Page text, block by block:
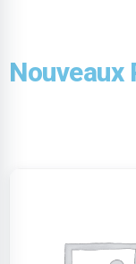
Nouveaux